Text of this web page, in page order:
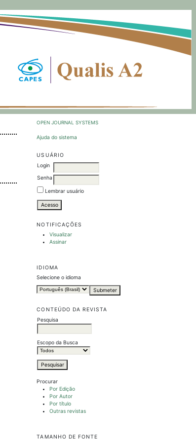
OPEN JOURNAL SYSTEMS
Ajuda do sistema
USUÁRIO
Login
Senha
Lembrar usuário
NOTIFICAÇÕES
Visualizar
Assinar
IDIOMA
Selecione o idioma
CONTEÚDO DA REVISTA
Pesquisa
Escopo da Busca
Procurar
Por Edição
Por Autor
Por título
Outras revistas
TAMANHO DE FONTE